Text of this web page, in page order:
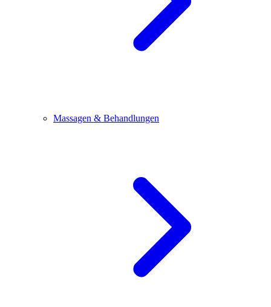
Massagen & Behandlungen